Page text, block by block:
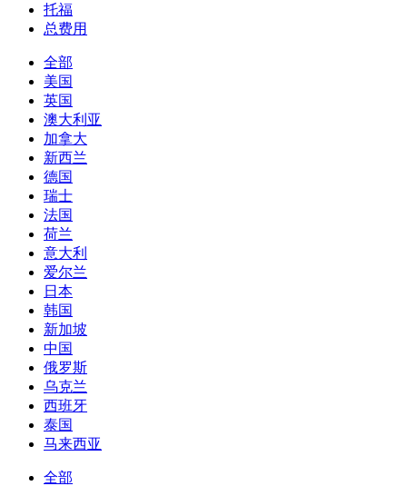
托福
总费用
全部
美国
英国
澳大利亚
加拿大
新西兰
德国
瑞士
法国
荷兰
意大利
爱尔兰
日本
韩国
新加坡
中国
俄罗斯
乌克兰
西班牙
泰国
马来西亚
全部